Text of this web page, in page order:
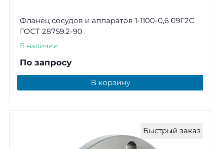
Фланец сосудов и аппаратов 1-1100-0,6 09Г2С
ГОСТ 28759.2-90
В наличии
По запросу
В корзину
Быстрый заказ